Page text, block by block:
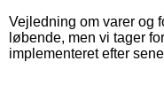
Vejledning om varer og
løbende, men vi tager
implementeret efter